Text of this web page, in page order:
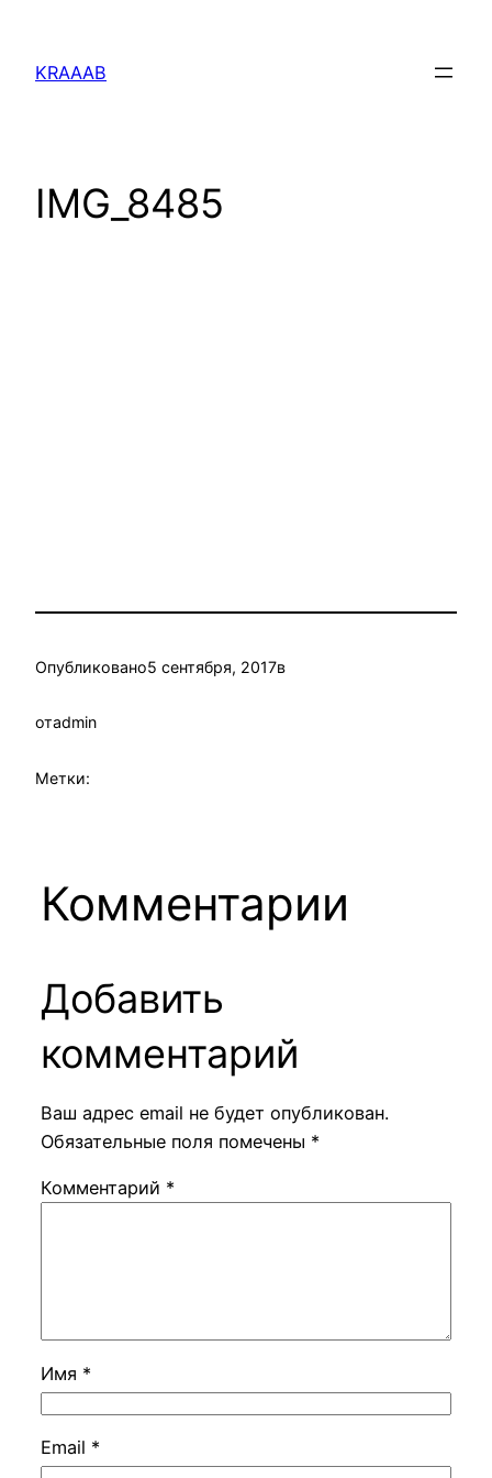
содержимому
KRAAAB
IMG_8485
Опубликовано5 сентября, 2017в
отadmin
Метки:
Комментарии
Добавить
комментарий
Ваш адрес email не будет опубликован.
Обязательные поля помечены *
Комментарий *
Имя *
Email *